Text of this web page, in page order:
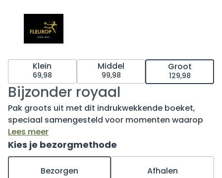
Bijzonder royaal
Pak groots uit met dit indrukwekkende boeket,
speciaal samengesteld voor momenten waarop
alleen het allermooiste goed genoeg is. Met een
weelderige mix van hoogwaardige, dagverse
bloemen straalt dit boeket luxe, kracht en
elegantie uit. Perfect om iemand te bedanken, te
Lees meer
Klein
69,98
Middel
99,98
Groot
129,98
Kies je bezorgmethode
Bezorgen Afhalen